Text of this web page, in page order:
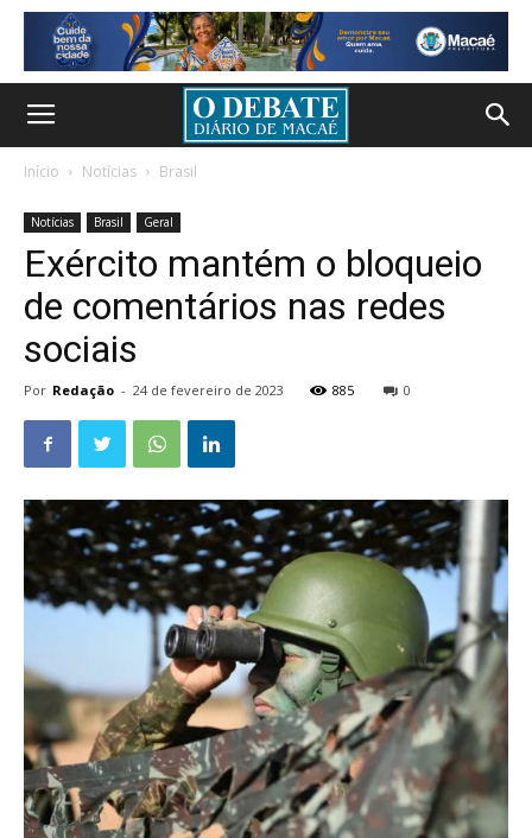
Início Notícias Brasil
Notícias Brasil Geral
Exército mantém o bloqueio
de comentários nas redes
sociais
Por Redação - 24 de fevereiro de 2023 885 0